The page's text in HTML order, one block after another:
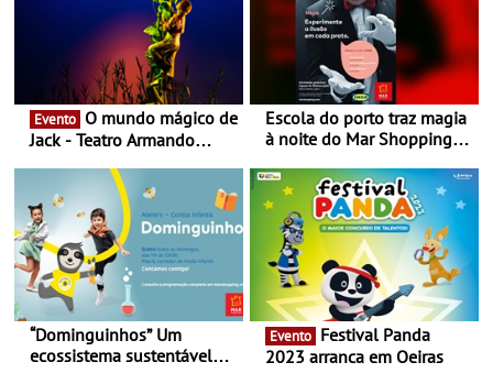
Evento
Jack - Teatro Armando
Escola do porto traz magia
à noite do Mar Shopping
29 de abril, às 21h00
“Dominguinhos” Um
ecossistema sustentável
Evento
2023 arranca em Oeiras